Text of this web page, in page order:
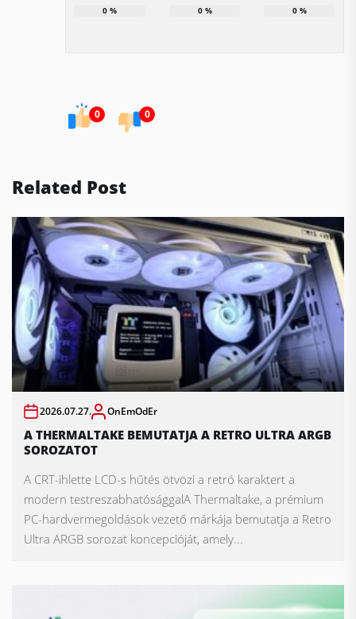
0% 0% 0 %
0 0
Related Post
2026.07.27. OnEmOdEr
A THERMALTAKE BEMUTATJA A RETRO ULTRA ARGB
SOROZATOT
A CRT-ihlette LCD-s hűtés ötvözi a retró karaktert a
modern testreszabhatósággalA Thermaltake, a prémium
PC-hardvermegoldások vezető márkája bemutatja a Retro
Ultra ARGB sorozat koncepcióját, amely...